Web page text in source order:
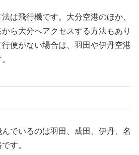
は飛行機です。大分空港のほか、
ら大分へアクセスする方法もあり
便がない場合は、羽田や伊丹空港
でいるのは羽田、成田、伊丹、名
す。